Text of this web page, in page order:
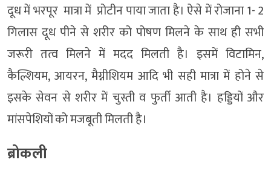
दूध में भरपूर मात्रा में प्रोटीन पाया जाता है। ऐसे में रोजाना 1- 2
गिलास दूध पीने से शरीर को पोषण मिलने के साथ ही सभी
जरूरी तत्व मिलने में मदद मिलती है। इसमें विटामिन,
कैल्शियम, आयरन, मैग्नीशियम आदि भी सही मात्रा में होने से
इसके सेवन से शरीर में चुस्ती व फुर्ती आती है। हड्डियों और
मांसपेशियों को मजबूती मिलती है।
ब्रोकली